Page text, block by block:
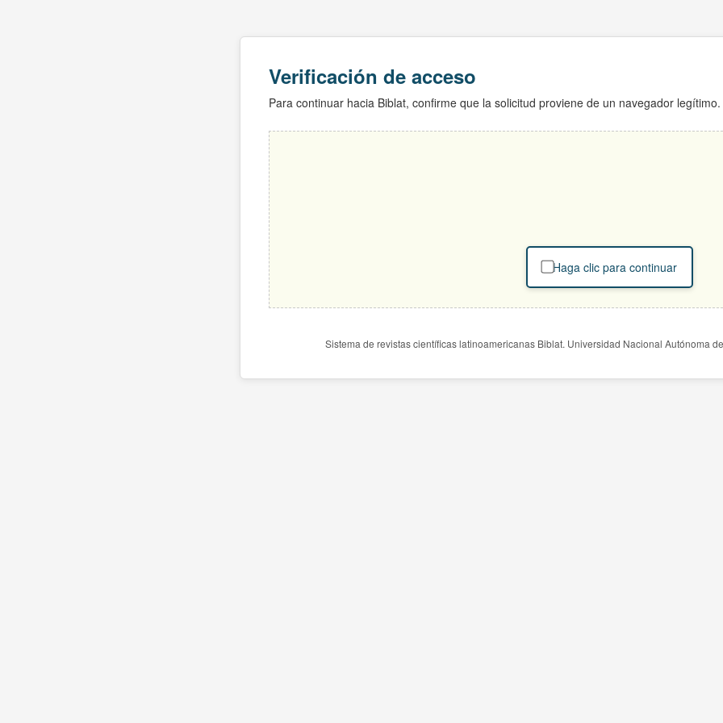
Verificación de acceso
Para continuar hacia Biblat, confirme que la solicitud proviene de un navegador legítimo.
Haga clic para continuar
Sistema de revistas científicas latinoamericanas Biblat. Universidad Nacional Autónoma